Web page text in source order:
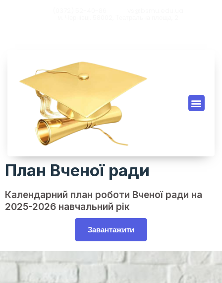
План Вченої ради
Календарний план роботи Вченої ради на
2025-2026 навчальний рік
Завантажити